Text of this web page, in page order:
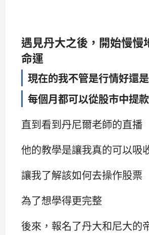
遇見丹大之後，開始慢慢
命運
現在的我不管是行情好還
每個月都可以從股市中提款
直到看到丹尼爾老師的直播
他的教學是讓我真的可以吸
讓我了解該如何去操作股票
為了想學得更完整
後來，報名了丹大和尼大的